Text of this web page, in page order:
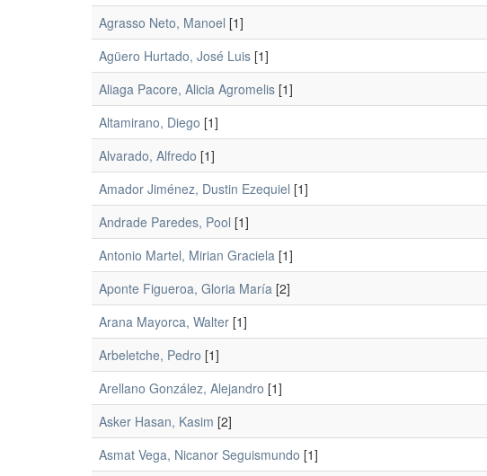
Agrasso Neto, Manoel [1]
Agüero Hurtado, José Luis [1]
Aliaga Pacore, Alicia Agromelis [1]
Altamirano, Diego [1]
Alvarado, Alfredo [1]
Amador Jiménez, Dustin Ezequiel [1]
Andrade Paredes, Pool [1]
Antonio Martel, Mirian Graciela [1]
Aponte Figueroa, Gloria María [2]
Arana Mayorca, Walter [1]
Arbeletche, Pedro [1]
Arellano González, Alejandro [1]
Asker Hasan, Kasim [2]
Asmat Vega, Nicanor Seguismundo [1]